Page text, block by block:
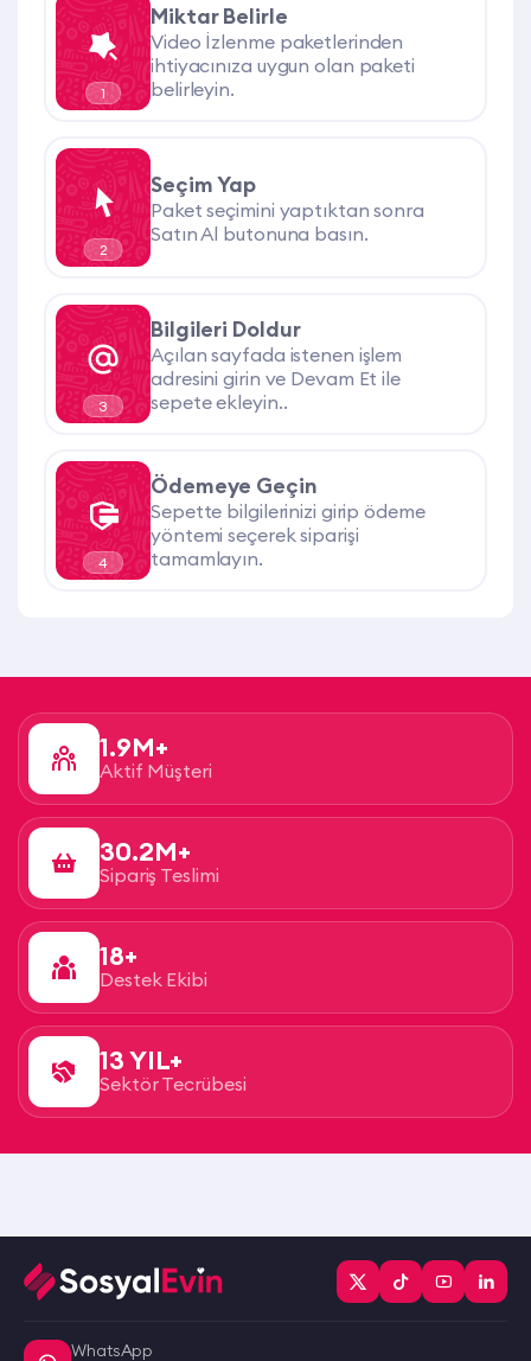
1
Miktar Belirle
Video İzlenme paketlerinden
ihtiyacınıza uygun olan paketi
belirleyin.
2
Seçim Yap
Paket seçimini yaptıktan sonra
Satın Al butonuna basın.
3
Bilgileri Doldur
Açılan sayfada istenen işlem
adresini girin ve Devam Et ile
sepete ekleyin..
4
Ödemeye Geçin
Sepette bilgilerinizi girip ödeme
yöntemi seçerek siparişi
tamamlayın.
1.9M+
Aktif Müşteri
30.2M+
Sipariş Teslimi
18+
Destek Ekibi
13 YIL+
Sektör Tecrübesi
WhatsApp